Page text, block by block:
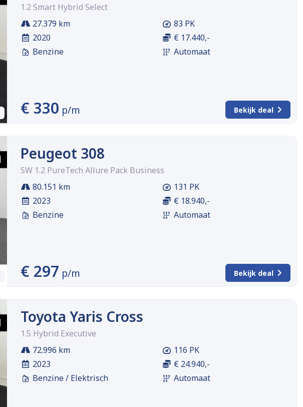
1.2 Smart Hybrid Select
27.379 km
2020
Benzine
83 PK
€ 17.440,-
Automaat
€ 330 p/m Bekijk deal
Peugeot 308
SW 1.2 PureTech Allure Pack Business
80.151 km
2023
Benzine
131 PK
€ 18.940,-
Automaat
€ 297 p/m Bekijk deal
Toyota Yaris Cross
1.5 Hybrid Executive
72.996 km
2023
Benzine / Elektrisch
116 PK
€ 24.940,-
Automaat